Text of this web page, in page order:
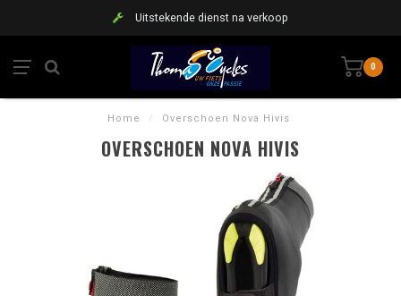
Uitstekende dienst na verkoop
0
Home / Overschoen Nova Hivis
OVERSCHOEN NOVA HIVIS